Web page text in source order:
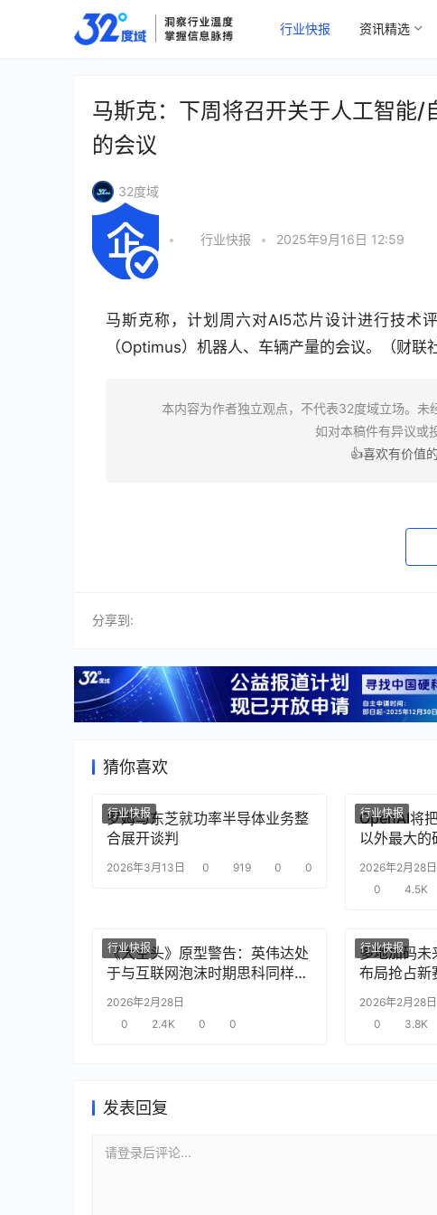
行业快报 资讯精选
马斯克：下周将召开关于人工智能/
的会议
32度域
• 行业快报 • 2025年9月16日 12:59
马斯克称，计划周六对AI5芯片设计进行技术
（Optimus）机器人、车辆产量的会议。（财联
本内容为作者独立观点，不代表32度域立场。未
如对本稿件有异议或
👍喜欢有价值
分享到:
猜你喜欢
行业快报
罗姆与东芝就功率半导体业务整
合展开谈判
2026年3月13日 0 919 0 0
行业快报
OpenAI将
以外最大的
2026年2月28日
0
4.5K
行业快报
《大空头》原型警告：英伟达处
于与互联网泡沫时期思科同样的
“危险境地”
2026年2月28日
0
2.4K 0 0
行业快报
多地加码未
布局抢占新
2026年2月28日
0
3.8K
发表回复
请登录后评论...